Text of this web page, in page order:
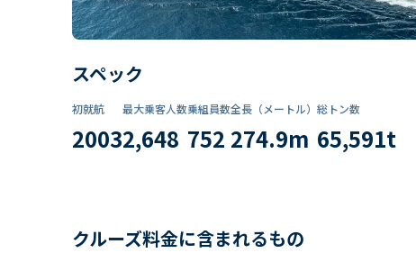
スペック
初就航
2003
最大乗客人数
2,648
乗組員数​
752
全長（メートル）
274.9m
総トン数​
65,591t
クルーズ料金に含まれるもの